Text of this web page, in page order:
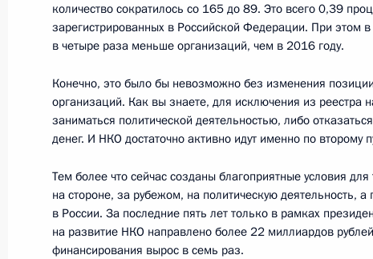
Встреча с руководителем
Михаилом Мишустиным
20 ноября 2017 года, 12:00 Москва, Кремль
17 ноября 2017 года, пятница
Совещание по вопросам поддержки
в сфере искусства
количество сократилось со 165 до 89. Это всего 0,39
зарегистрированных в Российской Федерации. При этом
в четыре раза меньше организаций, чем в 2016 году.
Конечно, это было бы невозможно без изменения
организаций. Как вы знаете, для исключения из реестра
заниматься политической деятельностью, либо
денег. И НКО достаточно активно идут именно по второму
Тем более что сейчас созданы благоприятные условия для
на стороне, за рубежом, на политическую деятельность, а
в России. За последние пять лет только в рамках
на развитие НКО направлено более 22 миллиардов
финансирования вырос в семь раз.